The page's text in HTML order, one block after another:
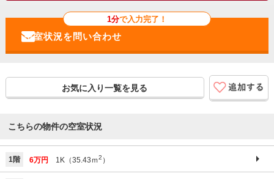
1分で入力完了！
お気に入り一覧を見る
こちらの物件の空室状況
1階 6万円 1K（35.43ｍ2 ）